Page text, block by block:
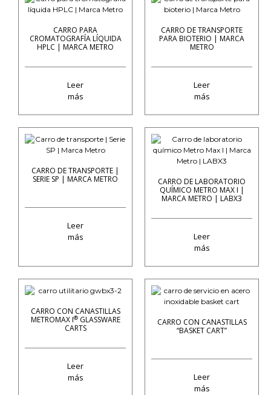
CARRO PARA
CROMATOGRAFÍA LÍQUIDA
HPLC | MARCA METRO
Leer
más
CARRO DE TRANSPORTE
PARA BIOTERIO | MARCA
METRO
Leer
más
CARRO DE TRANSPORTE |
SERIE SP | MARCA METRO
Leer
más
CARRO DE LABORATORIO
QUÍMICO METRO MAX I |
MARCA METRO | LABX3
Leer
más
CARRO CON CANASTILLAS
METROMAX I®GLASSWARE
CARTS
Leer
más
CARRO CON CANASTILLAS
“BASKET CART”
Leer
más